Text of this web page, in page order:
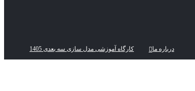
درباره ما کارگاه آموزشی مدل سازی سه بعدی 1405